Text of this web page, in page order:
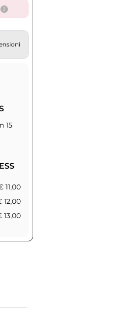
15
11,00
12,00
13,00